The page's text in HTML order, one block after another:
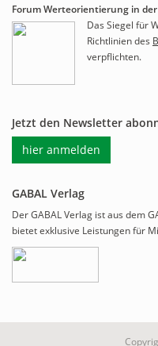
Forum Werteorientierung in
Das Siegel für
Richtlinien des
verpflichten.
Jetzt den Newsletter
hier anmelden
GABAL Verlag
Der GABAL Verlag ist aus dem
bietet exklusive Leistungen für